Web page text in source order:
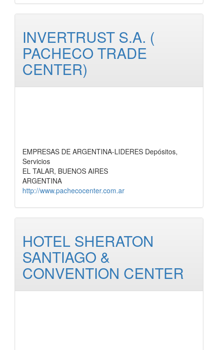
INVERTRUST S.A. (
PACHECO TRADE
CENTER)
EMPRESAS DE ARGENTINA-LIDERES Depósitos,
Servicios
EL TALAR, BUENOS AIRES
ARGENTINA
http://www.pachecocenter.com.ar
HOTEL SHERATON
SANTIAGO &
CONVENTION CENTER